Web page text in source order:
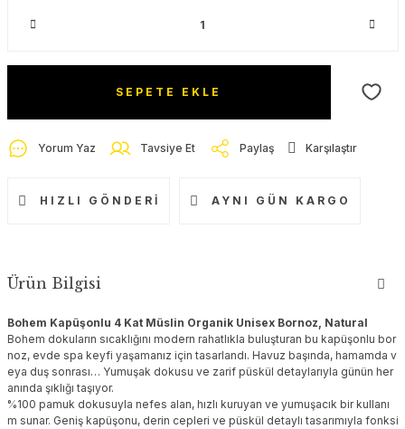
SEPETE EKLE
Yorum Yaz Tavsiye Et Paylaş Karşılaştır
HIZLI GÖNDERI AYNI GÜN KARGO
Ürün Bilgisi
Bohem Kapüşonlu 4 Kat Müslin Organik Unisex Bornoz, Natural
Bohem dokuların sıcaklığını modern rahatlıkla buluşturan bu kapüşonlu bor
noz, evde spa keyfi yaşamanız için tasarlandı. Havuz başında, hamamda v
eya duş sonrası… Yumuşak dokusu ve zarif püskül detaylarıyla günün her
anında şıklığı taşıyor.
%100 pamuk dokusuyla nefes alan, hızlı kuruyan ve yumuşacık bir kullanı
m sunar. Geniş kapüşonu, derin cepleri ve püskül detaylı tasarımıyla fonksi